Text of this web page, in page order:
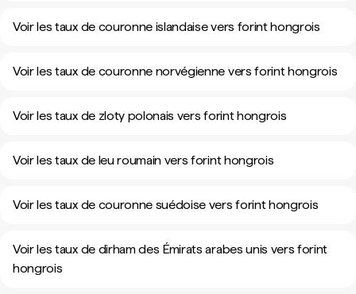
Voir les taux de couronne islandaise vers forint hongrois
Voir les taux de couronne norvégienne vers forint hongrois
Voir les taux de zloty polonais vers forint hongrois
Voir les taux de leu roumain vers forint hongrois
Voir les taux de couronne suédoise vers forint hongrois
Voir les taux de dirham des Émirats arabes unis vers forint
hongrois